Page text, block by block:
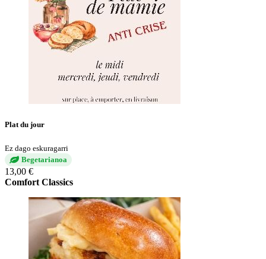
Plat du jour
Ez dago eskuragarri
Begetarianoa
13,00 €
Comfort Classics